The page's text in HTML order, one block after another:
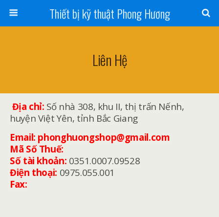
Thiết bị kỹ thuật Phong Hương
Liên Hệ
Địa chỉ: Số nhà 308, khu II, thị trấn Nếnh,
huyện Việt Yên, tỉnh Bắc Giang
Email: phonghuongshop@gmail.com
Mã Số Thuế:
Số tài khoản: 0351.0007.09528
Điện thoại: 0975.055.001
Fax: